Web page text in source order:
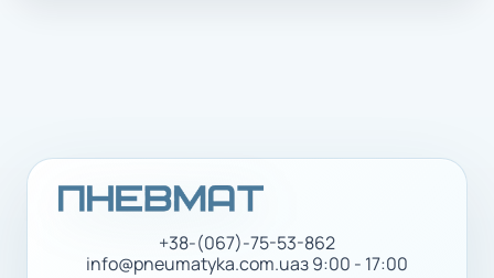
+38-(067)-75-53-862
info@pneumatyka.com.uaз 9:00 - 17:00